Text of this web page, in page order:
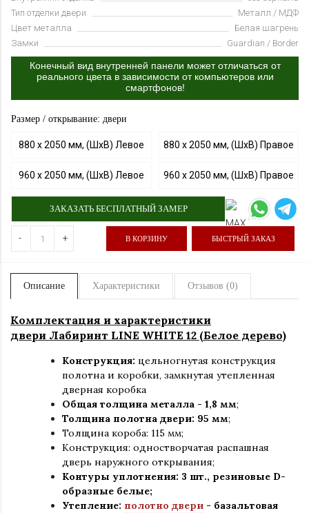
Тип отделки двери
Металл / МДФ
Цвет металла
Белая шагрень
Замки
Guardian / Border
Конечный вид внутренней панели может отличаться от
реального цвета в зависимости от компьютеров или
смартфонов!
Размер / открывание: двери
880 х 2050 мм, (ШхВ) Левое 880 х 2050 мм, (ШхВ) Правое
960 х 2050 мм, (ШхВ) Левое 960 х 2050 мм, (ШхВ) Правое
ЗАКАЗАТЬ БЕСПЛАТНЫЙ ЗАМЕР
- + В КОРЗИНУ БЫСТРЫЙ ЗАКАЗ
Описание Характеристики Отзывов (0)
Комплектация и характеристики
двери Лабиринт LINE WHITE 12 (Белое дерево)
Конструкция: цельногнутая конструкция
полотна и коробки, замкнутая утепленная
дверная коробка
Общая толщина металла - 1,8 мм;
Толщина полотна двери: 95 мм;
Толщина короба: 115 мм;
Конструкция: одностворчатая распашная
дверь наружного открывания;
Контуры уплотнения: 3 шт., резиновые D-
образные белые;
Утепление: полотно двери - базальтовая